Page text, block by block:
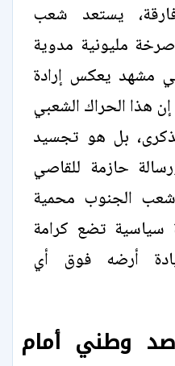
يستعد شعب
مليونية مدوية
مشهد يعكس إرادة
هذا الحراك الشعبي
بل هو تجسيد
حازمة للقاصي
الجنوب محمية
سياسية تضع كرامة
أرضه فوق أي
صد وطني أمام